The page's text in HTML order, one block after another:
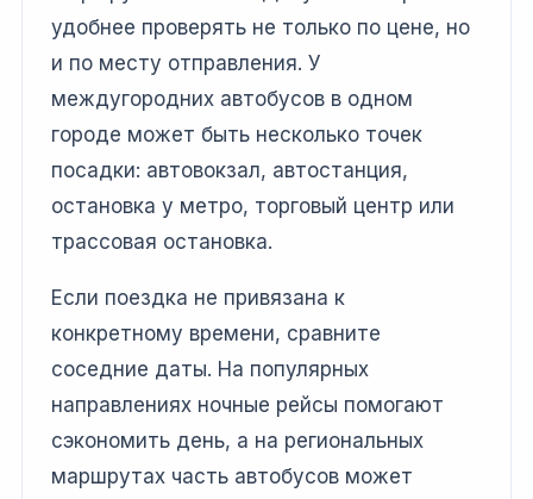
удобнее проверять не только по цене, но
и по месту отправления. У
междугородних автобусов в одном
городе может быть несколько точек
посадки: автовокзал, автостанция,
остановка у метро, торговый центр или
трассовая остановка.
Если поездка не привязана к
конкретному времени, сравните
соседние даты. На популярных
направлениях ночные рейсы помогают
сэкономить день, а на региональных
маршрутах часть автобусов может